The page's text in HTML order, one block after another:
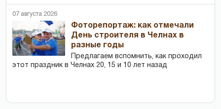
07 августа 2026
Фоторепортаж: как отмечали
День строителя в Челнах в
разные годы
Предлагаем вспомнить, как проходил
этот праздник в Челнах 20, 15 и 10 лет назад